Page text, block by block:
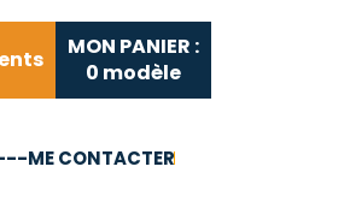
MON PANIER :
0 modèle
ME CONTACTER